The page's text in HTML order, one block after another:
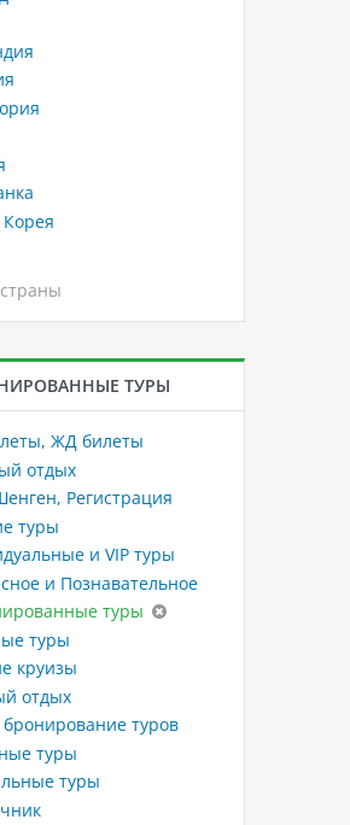
ТУРЫ
ЖД билеты
отдых
Регистрация
туры
и VIP туры
и Познавательное
туры
туры
круизы
отдых
туров
туры
туры